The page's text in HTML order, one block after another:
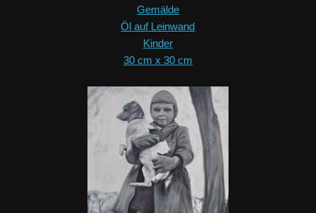
Gemälde
Öl auf Leinwand
Kinder
30 cm x 30 cm